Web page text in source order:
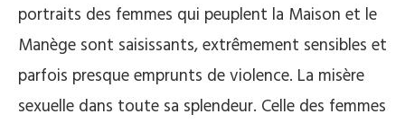
portraits des femmes qui peuplent la Maison et le
Manège sont saisissants, extrêmement sensibles et
parfois presque emprunts de violence. La misère
sexuelle dans toute sa splendeur. Celle des femmes